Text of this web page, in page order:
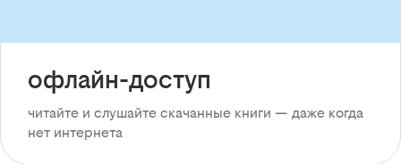
офлайн-доступ
читайте и слушайте скачанные книги — даже когда
нет интернета